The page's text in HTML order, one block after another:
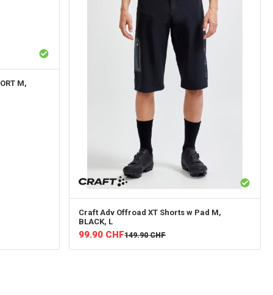
M,
Craft Adv Offroad XT Shorts w Pad M,
BLACK, L
99.90 CHF149.90 CHF